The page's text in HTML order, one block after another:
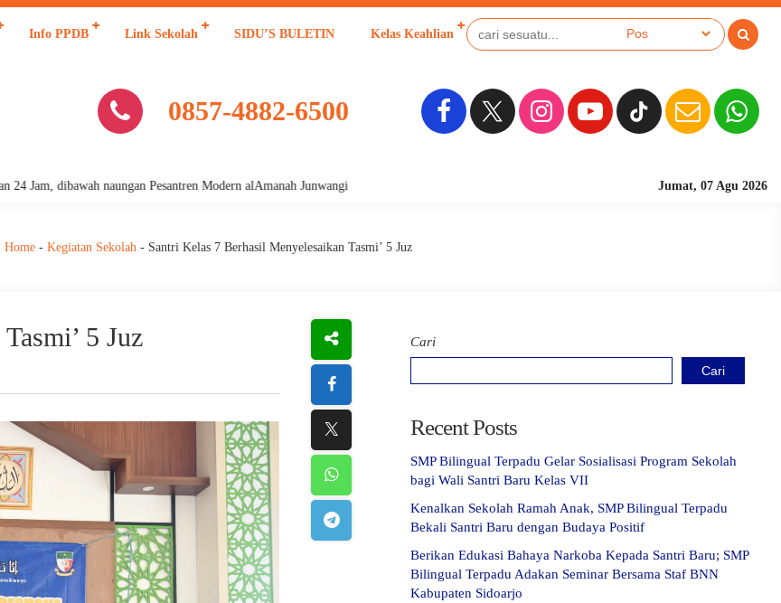
Info PPDB Link Sekolah SIDU’S BULETIN Kelas Keahlian
0857-4882-6500
Jumat, 07 Agu 2026
Sekolah Berbasis
dibawah naungan Pesantren Modern alAmanah Junwangi
Home - Kegiatan Sekolah - Santri Kelas 7 Berhasil Menyelesaikan Tasmi’ 5 Juz
5 Juz
Cari
Cari
Recent Posts
SMP Bilingual Terpadu Gelar Sosialisasi Program Sekolah
bagi Wali Santri Baru Kelas VII
Kenalkan Sekolah Ramah Anak, SMP Bilingual Terpadu
Bekali Santri Baru dengan Budaya Positif
Berikan Edukasi Bahaya Narkoba Kepada Santri Baru; SMP
Bilingual Terpadu Adakan Seminar Bersama Staf BNN
Kabupaten Sidoarjo